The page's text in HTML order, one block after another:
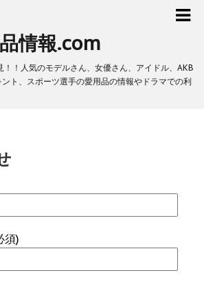
情報.com
！！人気のモデルさん、女優さん、アイドル、AKB
ト、スポーツ選手の愛用品の情報やドラマでの利
須)